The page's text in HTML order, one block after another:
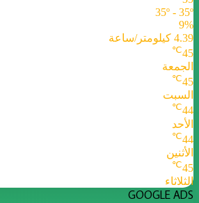
35º - 35º
9%
4.39 كيلومتر/ساعة
45
℃
الجمعة
45
℃
السبت
44
℃
الأحد
44
℃
الأثنين
45
℃
الثلاثاء
GOOGLE ADS